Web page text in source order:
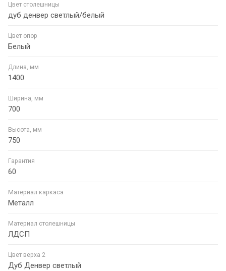
Цвет столешницы
дуб денвер светлый/белый
Цвет опор
Белый
Длина, мм
1400
Ширина, мм
700
Высота, мм
750
Гарантия
60
Материал каркаса
Металл
Материал столешницы
ЛДСП
Цвет верха 2
Дуб Денвер светлый